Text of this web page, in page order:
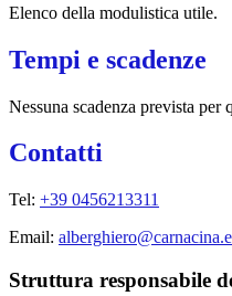
Elenco della modulistica utile.
Tempi e scadenze
Nessuna scadenza prevista per
Contatti
Tel: +39 0456213311
Email:
Struttura responsabile